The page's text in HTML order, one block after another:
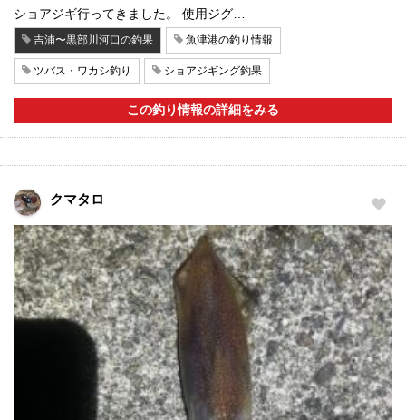
ショアジギ行ってきました。 使用ジグ…
吉浦〜黒部川河口の釣果 魚津港の釣り情報
ツバス・ワカシ釣り ショアジギング釣果
この釣り情報の詳細をみる
クマタロ